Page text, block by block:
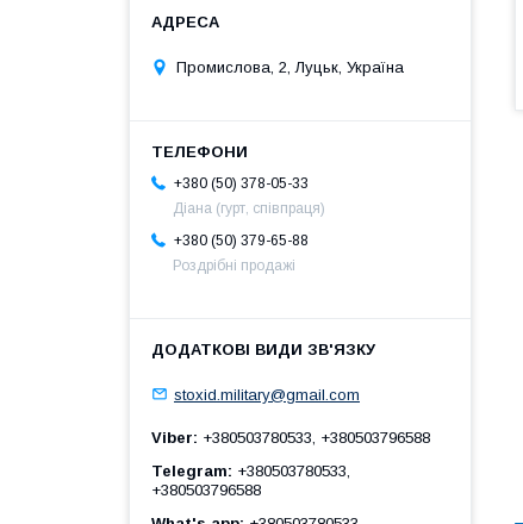
Промислова, 2, Луцьк, Україна
+380 (50) 378-05-33
Діана (гурт, співпраця)
+380 (50) 379-65-88
Роздрібні продажі
stoxid.military@gmail.com
Viber
+380503780533, +380503796588
Telegram
+380503780533,
+380503796588